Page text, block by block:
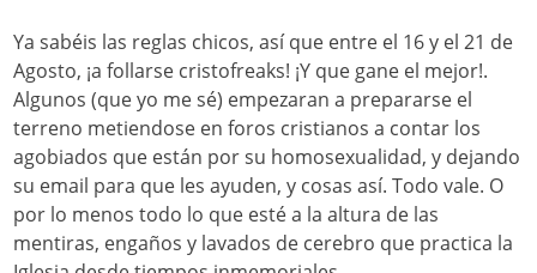
Ya sabéis las reglas chicos, así que entre el 16 y el 21 de
Agosto, ¡a follarse cristofreaks! ¡Y que gane el mejor!.
Algunos (que yo me sé) empezaran a prepararse el
terreno metiendose en foros cristianos a contar los
agobiados que están por su homosexualidad, y dejando
su email para que les ayuden, y cosas así. Todo vale. O
por lo menos todo lo que esté a la altura de las
mentiras, engaños y lavados de cerebro que practica la